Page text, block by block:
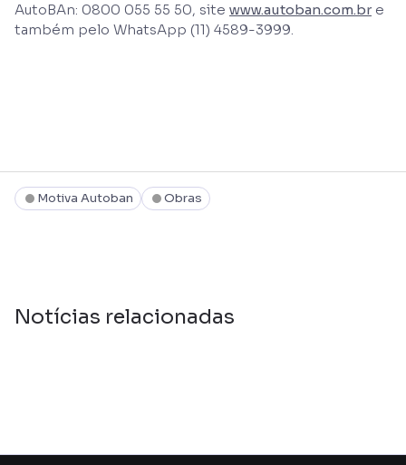
AutoBAn: 0800 055 55 50, site www.autoban.com.br e
também pelo WhatsApp (11) 4589-3999.
Motiva Autoban Obras
Notícias relacionadas